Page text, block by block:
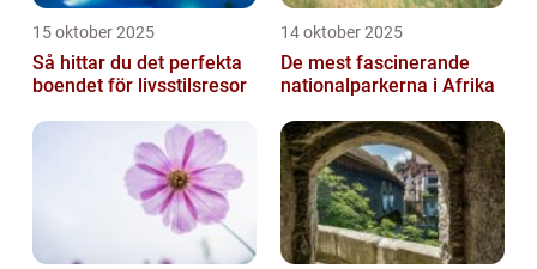
15 oktober 2025
Så hittar du det perfekta
boendet för livsstilsresor
14 oktober 2025
De mest fascinerande
nationalparkerna i Afrika